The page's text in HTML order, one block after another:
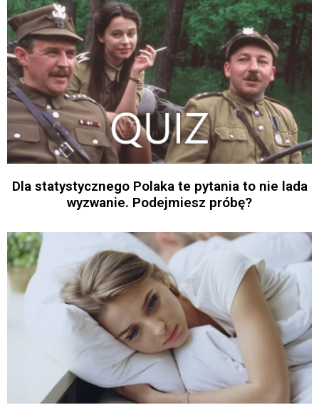
Dla statystycznego Polaka te pytania to nie lada
wyzwanie. Podejmiesz próbę?